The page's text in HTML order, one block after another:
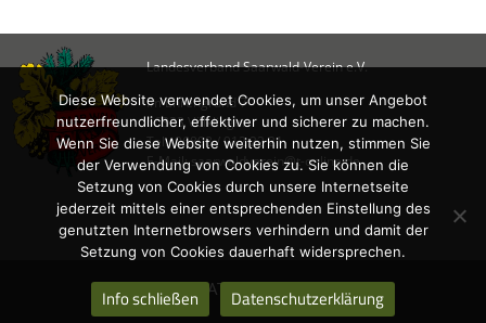
Unsere Wege im
SWV
Wegemanagement
Lehrgänge
Wandertipps
Aktivitätenübersicht
ANGEBOTE
Mitgliedschaft
Landesverband Saarwald-Verein e.V.
Im Ehrengrund 7
66333 Völklingen
Tel.: 06898 / 912 22 21
E-Mail: saarwaldverein@t-online.de
DATENSCHUTZ
Diese Website verwendet Cookies, um unser Angebot
nutzerfreundlicher, effektiver und sicherer zu machen.
Wenn Sie diese Website weiterhin nutzen, stimmen Sie
der Verwendung von Cookies zu. Sie können die
Setzung von Cookies durch unsere Internetseite
jederzeit mittels einer entsprechenden Einstellung des
genutzten Internetbrowsers verhindern und damit der
Setzung von Cookies dauerhaft widersprechen.
Info schließen Datenschutzerklärung